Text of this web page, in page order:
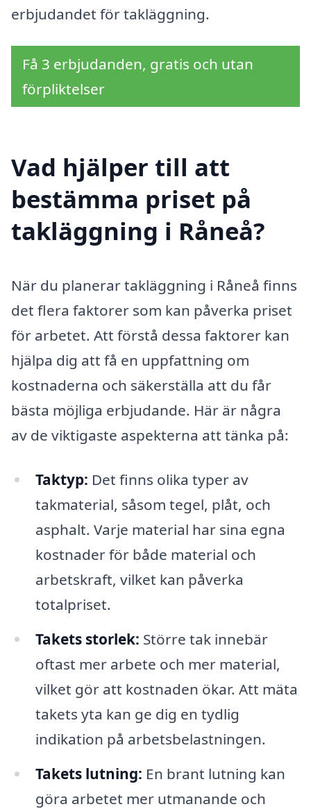
erbjudandet för takläggning.
Få 3 erbjudanden, gratis och utan
förpliktelser
Vad hjälper till att
bestämma priset på
takläggning i Råneå?
När du planerar takläggning i Råneå finns
det flera faktorer som kan påverka priset
för arbetet. Att förstå dessa faktorer kan
hjälpa dig att få en uppfattning om
kostnaderna och säkerställa att du får
bästa möjliga erbjudande. Här är några
av de viktigaste aspekterna att tänka på:
Taktyp: Det finns olika typer av
takmaterial, såsom tegel, plåt, och
asphalt. Varje material har sina egna
kostnader för både material och
arbetskraft, vilket kan påverka
totalpriset.
Takets storlek: Större tak innebär
oftast mer arbete och mer material,
vilket gör att kostnaden ökar. Att mäta
takets yta kan ge dig en tydlig
indikation på arbetsbelastningen.
Takets lutning: En brant lutning kan
göra arbetet mer utmanande och